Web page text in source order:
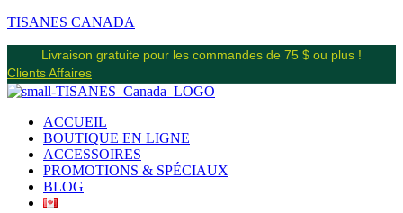
TISANES CANADA
Livraison gratuite pour les commandes de 75 $ ou plus !
Clients Affaires
ACCUEIL
BOUTIQUE EN LIGNE
ACCESSOIRES
PROMOTIONS & SPÉCIAUX
BLOG